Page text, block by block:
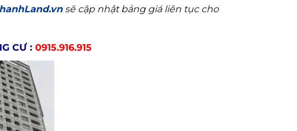
sẽ cập nhật bảng giá liên tục cho
CƯ : 0915.916.915